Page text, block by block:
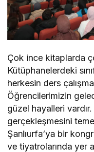
Çok ince kitaplarda
Kütüphanelerdeki
herkesin ders
Öğrencilerimizin
güzel hayalleri
gerçekleşmesini
Şanlıurfa’ya bir
ve tiyatrolarında yer